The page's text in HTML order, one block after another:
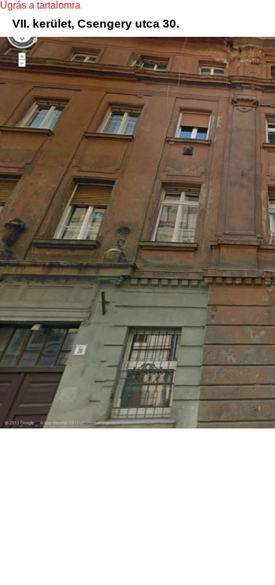
Ugrás a tartalomra
VII. kerület, Csengery utca 30.